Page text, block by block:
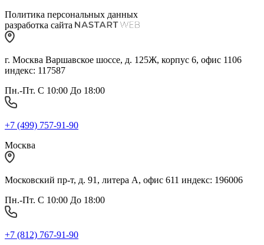
Политика персональных данных
разработка сайта
г. Москва Варшавское шоссе, д. 125Ж, корпус 6, офис 1106
индекс: 117587
Пн.-Пт. С 10:00 До 18:00
+7 (499) 757-91-90
Москва
Московский пр-т, д. 91, литера А, офис 611 индекс: 196006
Пн.-Пт. С 10:00 До 18:00
+7 (812) 767-91-90